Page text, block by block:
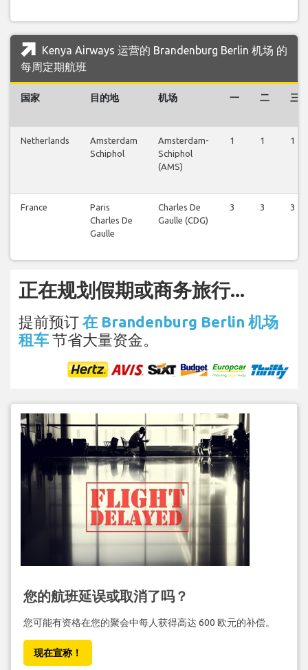
Kenya Airways 运营的 Brandenburg Berlin 机场 的
每周定期航班
国家 目的地 机场 一 二 三
Netherlands
Amsterdam
Schiphol
Amsterdam-
Schiphol
(AMS)
1 1 1
France
Paris
Charles De
Gaulle
Charles De
Gaulle (CDG)
3 3 3
正在规划假期或商务旅行...
提前预订 在 Brandenburg Berlin 机场
租车 节省大量资金。
您的航班延误或取消了吗？
您可能有资格在您的聚会中每人获得高达 600 欧元的补偿。
现在宣称！